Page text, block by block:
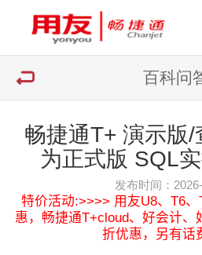
百科问
畅捷通T+ 演示版
为正式版 SQL
发布时间：
特价活动:>>>> 用友U8、T6
惠，畅捷通T+cloud、好会计、
折优惠，另有话